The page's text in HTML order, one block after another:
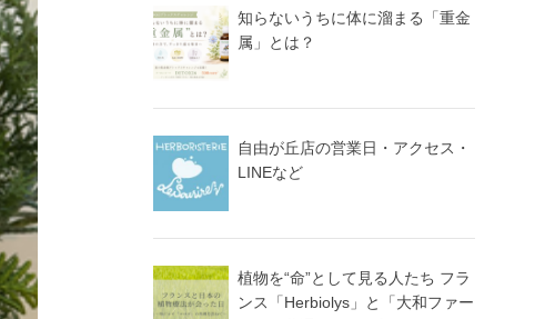
知らないうちに体に溜まる「重金
属」とは？
自由が丘店の営業日・アクセス・
LINEなど
植物を“命”として見る人たち フラ
ンス「Herbiolys」と「大和ファー